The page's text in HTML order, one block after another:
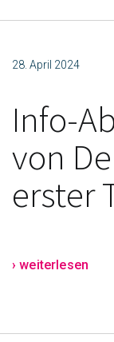
28. April 2024
Info-
von
erster
› weiterlesen